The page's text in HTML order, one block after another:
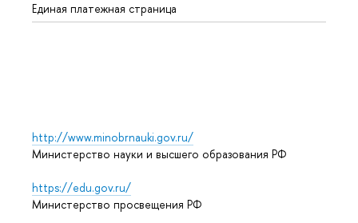
Единая платежная страница
http://www.minobrnauki.gov.ru/
Министерство науки и высшего образования РФ
https://edu.gov.ru/
Министерство просвещения РФ